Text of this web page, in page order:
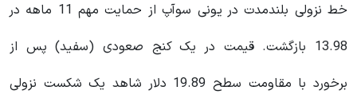
خط نزولی بلندمدت در یونی سوآپ از حمایت مهم 11 ماهه در
13.98 بازگشت. قیمت در یک کنج صعودی (سفید) پس از
برخورد با مقاومت سطح 19.89 دلار شاهد یک شکست نزولی